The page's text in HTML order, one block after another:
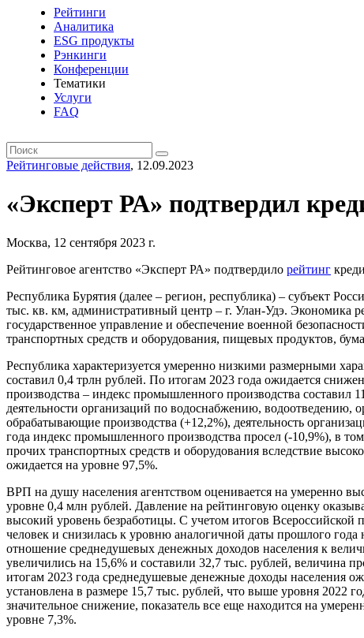
Рейтинги
Аналитика
ESG продукты
Рэнкинги
Конференции
Тематики
Услуги
FAQ
Рейтинговые действия, 12.09.2023
«Эксперт РА» подтвердил
Москва, 12 сентября 2023 г.
Рейтинговое агентство «Эксперт РА» подтвердило рейтинг
Республика Бурятия (далее – регион, республика) – субъект
тыс. кв. км, административный центр – г. Улан-Удэ. Экономика
государственное управление и обеспечение военной
транспортных средств и оборудования, пищевых продуктов,
Республика характеризуется умеренно низкими размерными
составил 0,4 трлн рублей. По итогам 2023 года ожидается
производства – индекс промышленного производства составил
деятельности организаций по водоснабжению, водоотведению,
обрабатывающие производства (+12,2%), деятельность
года индекс промышленного производства просел (-10,9%), в
прочих транспортных средств и оборудования вследствие
ожидается на уровне 97,5%.
ВРП на душу населения агентством оценивается на умеренно
уровне 0,4 млн рублей. Давление на рейтинговую оценку
высокий уровень безработицы. C учетом итогов Всероссийской
человек и снизилась к уровню аналогичной даты прошлого
отношение среднедушевых денежных доходов населения к
увеличились на 15,6% и составили 32,7 тыс. рублей, величина
итогам 2023 года среднедушевые денежные доходы населения
установлена в размере 15,7 тыс. рублей, что выше уровня 2022
значительное снижение, показатель все еще находится на
уровне 7,3%.